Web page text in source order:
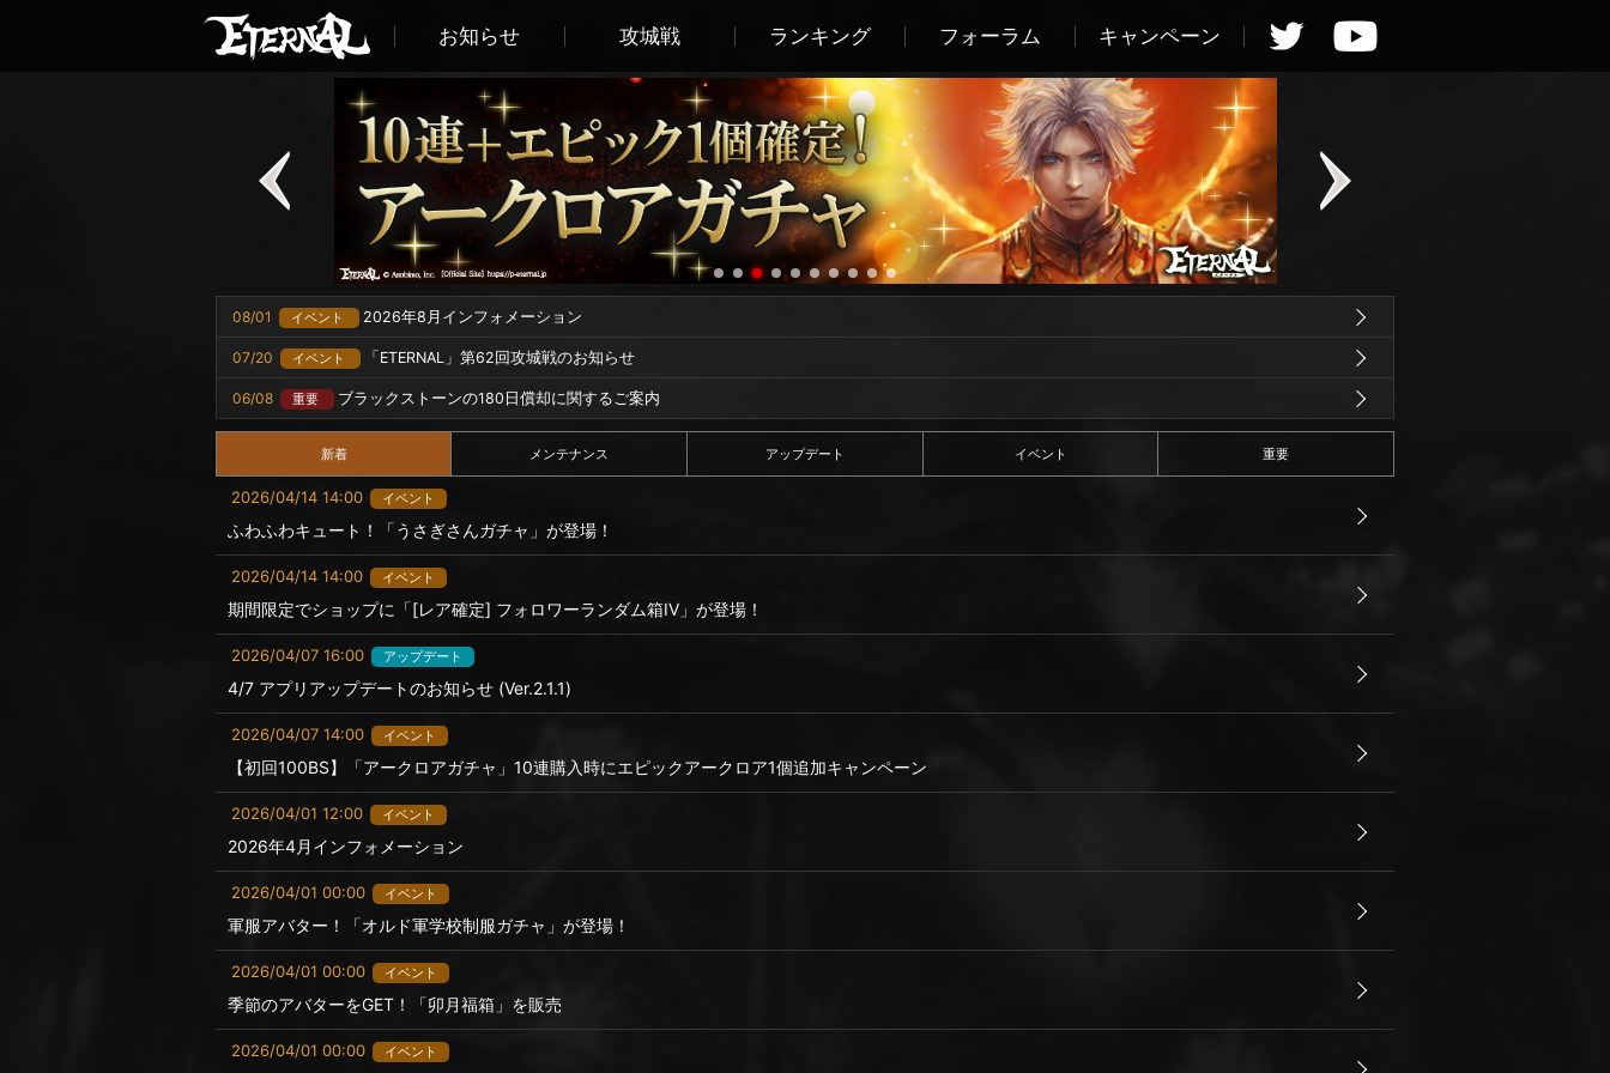
お知らせ 攻城戦 ランキング フォーラム キャンペーン
08/01 イベント 2026年8月インフォメーション
07/20 イベント 「ETERNAL」第62回攻城戦のお知らせ
06/08 重要 ブラックストーンの180日償却に関するご案内
新着 メンテナンス アップデート イベント 重要
2026/04/14 14:00 イベント
ふわふわキュート！「うさぎさんガチャ」が登場！
2026/04/14 14:00 イベント
期間限定でショップに「[レア確定] フォロワーランダム箱IV」が登場！
2026/04/07 16:00 アップデート
4/7 アプリアップデートのお知らせ (Ver.2.1.1)
2026/04/07 14:00 イベント
【初回100BS】「アークロアガチャ」10連購入時にエピックアークロア1個追加キャンペーン
2026/04/01 12:00 イベント
2026年4月インフォメーション
2026/04/01 00:00 イベント
軍服アバター！「オルド軍学校制服ガチャ」が登場！
2026/04/01 00:00 イベント
季節のアバターをGET！「卯月福箱」を販売
2026/04/01 00:00 イベント